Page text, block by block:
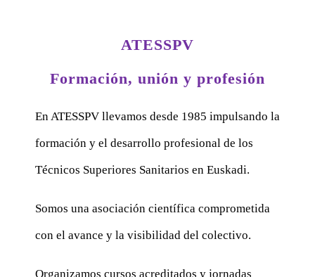
ATESSPV
Formación, unión y profesión
En ATESSPV llevamos desde 1985 impulsando la
formación y el desarrollo profesional de los
Técnicos Superiores Sanitarios en Euskadi.
Somos una asociación científica comprometida
con el avance y la visibilidad del colectivo.
Organizamos cursos acreditados y jornadas